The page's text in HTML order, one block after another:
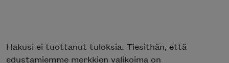
Hakusi ei tuottanut tuloksia. Tiesithän, että
edustamiemme merkkien valikoima on